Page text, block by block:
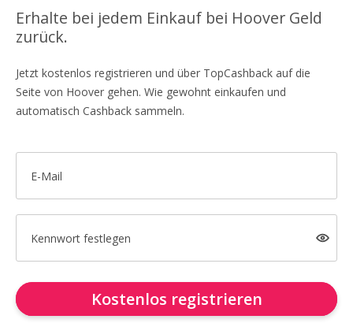
Erhalte bei jedem Einkauf bei Hoover Geld
zurück.
Jetzt kostenlos registrieren und über TopCashback auf die
Seite von Hoover gehen. Wie gewohnt einkaufen und
automatisch Cashback sammeln.
E-Mail
Kennwort festlegen
Kostenlos registrieren